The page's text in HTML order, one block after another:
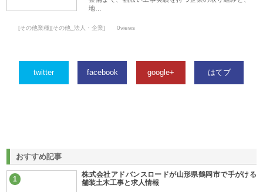
地…
[その他業種][その他_法人・企業] 0views
twitter facebook google+ はてブ
おすすめ記事
1
株式会社アドバンスロードが山形県鶴岡市で手がける
舗装土木工事と求人情報